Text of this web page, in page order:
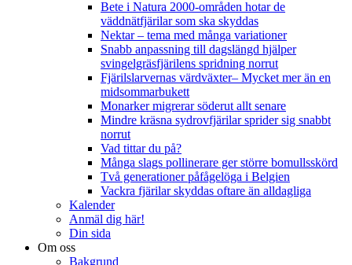
Bete i Natura 2000-områden hotar de
väddnätfjärilar som ska skyddas
Nektar – tema med många variationer
Snabb anpassning till dagslängd hjälper
svingelgräsfjärilens spridning norrut
Fjärilslarvernas värdväxter– Mycket mer än en
midsommarbukett
Monarker migrerar söderut allt senare
Mindre kräsna sydrovfjärilar sprider sig snabbt
norrut
Vad tittar du på?
Många slags pollinerare ger större bomullsskörd
Två generationer påfågelöga i Belgien
Vackra fjärilar skyddas oftare än alldagliga
Kalender
Anmäl dig här!
Din sida
Om oss
Bakgrund